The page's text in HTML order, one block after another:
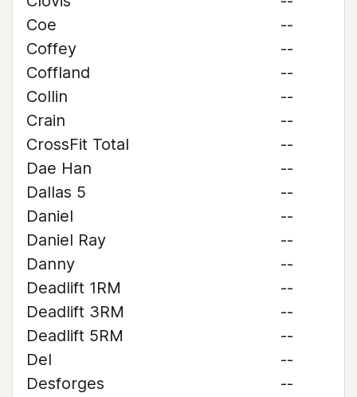
Coe
--
Coffey
--
Coffland
--
Collin
--
Crain
--
CrossFit Total
--
Dae Han
--
Dallas 5
--
Daniel
--
Daniel Ray
--
Danny
--
Deadlift 1RM
--
Deadlift 3RM
--
Deadlift 5RM
--
Del
--
Desforges
--